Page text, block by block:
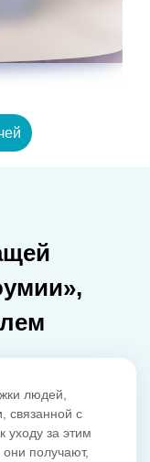
людей,
связанной с
уходу за этим
получают,